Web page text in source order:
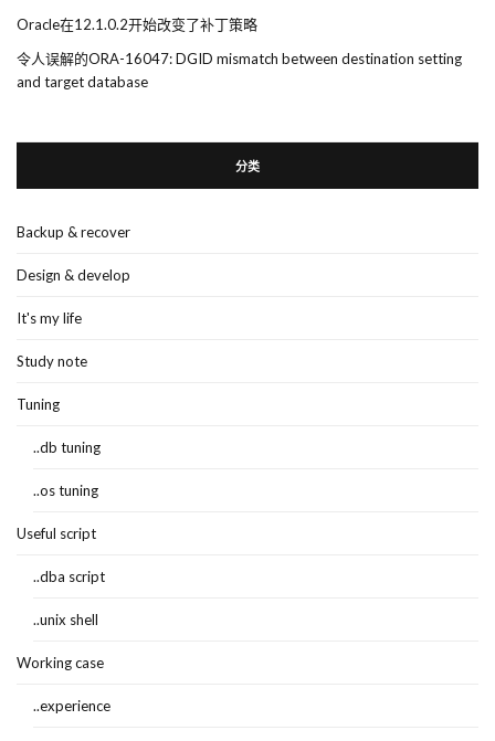
Oracle在12.1.0.2开始改变了补丁策略
令人误解的ORA-16047: DGID mismatch between destination setting
and target database
分类
Backup & recover
Design & develop
It's my life
Study note
Tuning
..db tuning
..os tuning
Useful script
..dba script
..unix shell
Working case
..experience